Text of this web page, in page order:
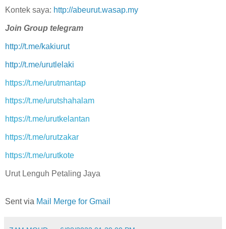
Kontek saya: http://abeurut.wasap.my
Join Group telegram
http://t.me/kakiurut
http://t.me/urutlelaki
https://t.me/urutmantap
https://t.me/urutshahalam
https://t.me/urutkelantan
https://t.me/urutzakar
https://t.me/urutkote
Urut Lenguh Petaling Jaya
Sent via Mail Merge for Gmail